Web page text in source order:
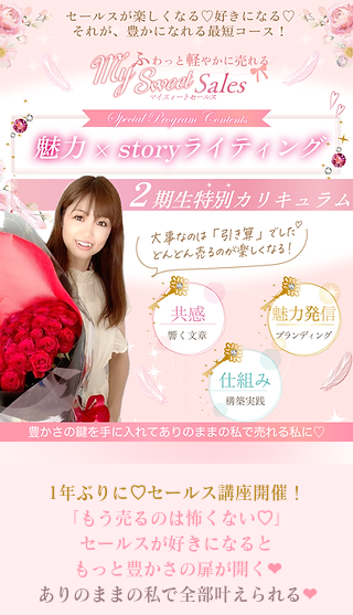
1年ぶりに♡セールス講座開催！
「もう売るのは怖くない♡」
セールスが好きになると
もっと 豊かさの扉が開く❤︎
ありのままの私で全部叶えられる ❤︎